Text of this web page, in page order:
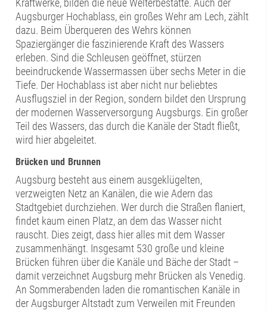
Kraftwerke, bilden die neue Welterbestätte. Auch der
Augsburger Hochablass, ein großes Wehr am Lech, zählt
dazu. Beim Überqueren des Wehrs können
Spaziergänger die faszinierende Kraft des Wassers
erleben. Sind die Schleusen geöffnet, stürzen
beeindruckende Wassermassen über sechs Meter in die
Tiefe. Der Hochablass ist aber nicht nur beliebtes
Ausflugsziel in der Region, sondern bildet den Ursprung
der modernen Wasserversorgung Augsburgs. Ein großer
Teil des Wassers, das durch die Kanäle der Stadt fließt,
wird hier abgeleitet.
Brücken und Brunnen
Augsburg besteht aus einem ausgeklügelten,
verzweigten Netz an Kanälen, die wie Adern das
Stadtgebiet durchziehen. Wer durch die Straßen flaniert,
findet kaum einen Platz, an dem das Wasser nicht
rauscht. Dies zeigt, dass hier alles mit dem Wasser
zusammenhängt. Insgesamt 530 große und kleine
Brücken führen über die Kanäle und Bäche der Stadt –
damit verzeichnet Augsburg mehr Brücken als Venedig.
An Sommerabenden laden die romantischen Kanäle in
der Augsburger Altstadt zum Verweilen mit Freunden